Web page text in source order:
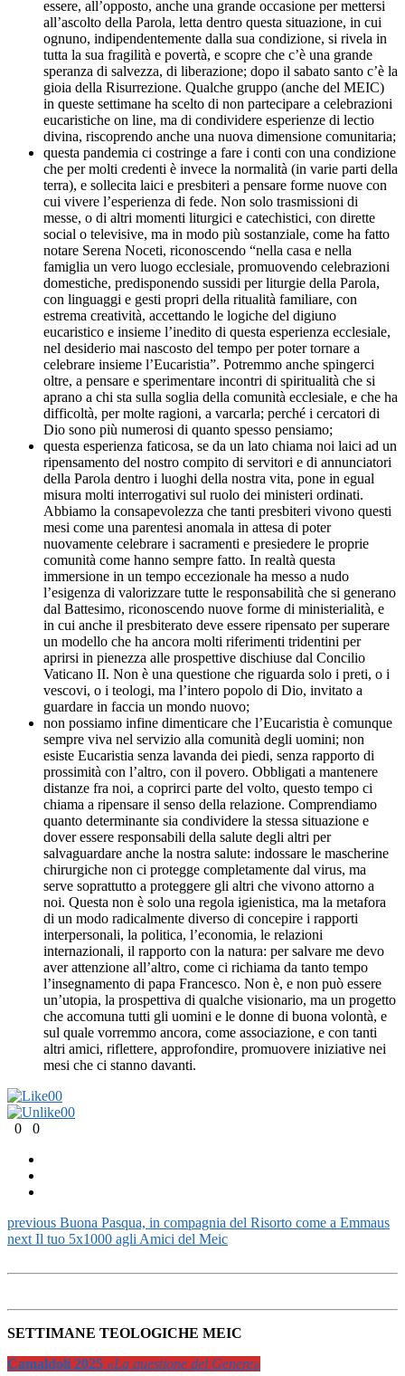
essere, all’opposto, anche una grande occasione per mettersi
all’ascolto della Parola, letta dentro questa situazione, in cui
ognuno, indipendentemente dalla sua condizione, si rivela in
tutta la sua fragilità e povertà, e scopre che c’è una grande
speranza di salvezza, di liberazione; dopo il sabato santo c’è la
gioia della Risurrezione. Qualche gruppo (anche del MEIC)
in queste settimane ha scelto di non partecipare a celebrazioni
eucaristiche on line, ma di condividere esperienze di lectio
divina, riscoprendo anche una nuova dimensione comunitaria;
questa pandemia ci costringe a fare i conti con una condizione
che per molti credenti è invece la normalità (in varie parti della
terra), e sollecita laici e presbiteri a pensare forme nuove con
cui vivere l’esperienza di fede. Non solo trasmissioni di
messe, o di altri momenti liturgici e catechistici, con dirette
social o televisive, ma in modo più sostanziale, come ha fatto
notare Serena Noceti, riconoscendo “nella casa e nella
famiglia un vero luogo ecclesiale, promuovendo celebrazioni
domestiche, predisponendo sussidi per liturgie della Parola,
con linguaggi e gesti propri della ritualità familiare, con
estrema creatività, accettando le logiche del digiuno
eucaristico e insieme l’inedito di questa esperienza ecclesiale,
nel desiderio mai nascosto del tempo per poter tornare a
celebrare insieme l’Eucaristia”. Potremmo anche spingerci
oltre, a pensare e sperimentare incontri di spiritualità che si
aprano a chi sta sulla soglia della comunità ecclesiale, e che ha
difficoltà, per molte ragioni, a varcarla; perché i cercatori di
Dio sono più numerosi di quanto spesso pensiamo;
questa esperienza faticosa, se da un lato chiama noi laici ad un
ripensamento del nostro compito di servitori e di annunciatori
della Parola dentro i luoghi della nostra vita, pone in egual
misura molti interrogativi sul ruolo dei ministeri ordinati.
Abbiamo la consapevolezza che tanti presbiteri vivono questi
mesi come una parentesi anomala in attesa di poter
nuovamente celebrare i sacramenti e presiedere le proprie
comunità come hanno sempre fatto. In realtà questa
immersione in un tempo eccezionale ha messo a nudo
l’esigenza di valorizzare tutte le responsabilità che si generano
dal Battesimo, riconoscendo nuove forme di ministerialità, e
in cui anche il presbiterato deve essere ripensato per superare
un modello che ha ancora molti riferimenti tridentini per
aprirsi in pienezza alle prospettive dischiuse dal Concilio
Vaticano II. Non è una questione che riguarda solo i preti, o i
vescovi, o i teologi, ma l’intero popolo di Dio, invitato a
guardare in faccia un mondo nuovo;
non possiamo infine dimenticare che l’Eucaristia è comunque
sempre viva nel servizio alla comunità degli uomini; non
esiste Eucaristia senza lavanda dei piedi, senza rapporto di
prossimità con l’altro, con il povero. Obbligati a mantenere
distanze fra noi, a coprirci parte del volto, questo tempo ci
chiama a ripensare il senso della relazione. Comprendiamo
quanto determinante sia condividere la stessa situazione e
dover essere responsabili della salute degli altri per
salvaguardare anche la nostra salute: indossare le mascherine
chirurgiche non ci protegge completamente dal virus, ma
serve soprattutto a proteggere gli altri che vivono attorno a
noi. Questa non è solo una regola igienistica, ma la metafora
di un modo radicalmente diverso di concepire i rapporti
interpersonali, la politica, l’economia, le relazioni
internazionali, il rapporto con la natura: per salvare me devo
aver attenzione all’altro, come ci richiama da tanto tempo
l’insegnamento di papa Francesco. Non è, e non può essere
un’utopia, la prospettiva di qualche visionario, ma un progetto
che accomuna tutti gli uomini e le donne di buona volontà, e
sul quale vorremmo ancora, come associazione, e con tanti
altri amici, riflettere, approfondire, promuovere iniziative nei
mesi che ci stanno davanti.
00
00
0
0
previous Buona Pasqua, in compagnia del Risorto come a Emmaus
next Il tuo 5x1000 agli Amici del Meic
SETTIMANE TEOLOGICHE MEIC
Camaldoli 2025 «La questione del Genere»